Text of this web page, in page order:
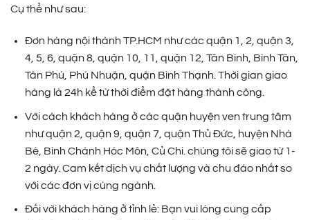
Cụ thể như sau:
Đơn hàng nội thành TP.HCM như các quận 1, 2, quận 3,
4, 5, 6, quận 8, quận 10, 11, quận 12, Tân Bình, Bình Tân,
Tân Phú, Phú Nhuận, quận Bình Thạnh. Thời gian giao
hàng là 24h kể từ thời điểm đặt hàng thành công.
Với cách khách hàng ở các quận huyện ven trung tâm
như quận 2, quận 9, quận 7, quận Thủ Đức, huyện Nhà
Bè, Bình Chánh Hóc Môn, Củ Chi. chúng tôi sẽ giao từ 1-
2 ngày. Cam kết dịch vụ chất lượng và chu đáo nhất so
với các đơn vị cùng ngành.
Đối với khách hàng ở tỉnh lẻ: Bạn vui lòng cung cấp